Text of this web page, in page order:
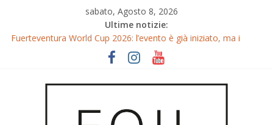
sabato, Agosto 8, 2026
Ultime notizie:
Fuerteventura World Cup 2026: l’evento è già iniziato, ma i
riflettori si accendono sul Wingfoil!
Fuerteventura FreeFly-Slalom 2026: Cappuzzo e Belloeuvre
Gran Canaria GWA Wingfoil World Cup 2026: Spettacolo e